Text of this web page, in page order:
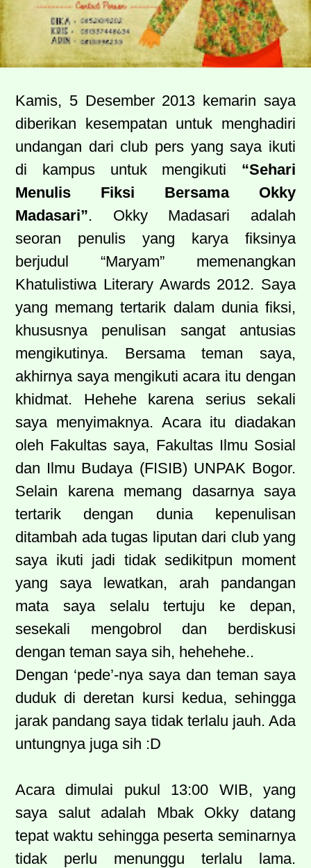
Kamis, 5 Desember 2013 kemarin saya
diberikan kesempatan untuk menghadiri
undangan dari club pers yang saya ikuti
di kampus untuk mengikuti “Sehari
Menulis Fiksi Bersama Okky
Madasari”. Okky Madasari adalah
seoran penulis yang karya fiksinya
berjudul “Maryam” memenangkan
Khatulistiwa Literary Awards 2012. Saya
yang memang tertarik dalam dunia fiksi,
khususnya penulisan sangat antusias
mengikutinya. Bersama teman saya,
akhirnya saya mengikuti acara itu dengan
khidmat. Hehehe karena serius sekali
saya menyimaknya. Acara itu diadakan
oleh Fakultas saya, Fakultas Ilmu Sosial
dan Ilmu Budaya (FISIB) UNPAK Bogor.
Selain karena memang dasarnya saya
tertarik dengan dunia kepenulisan
ditambah ada tugas liputan dari club yang
saya ikuti jadi tidak sedikitpun moment
yang saya lewatkan, arah pandangan
mata saya selalu tertuju ke depan,
sesekali mengobrol dan berdiskusi
dengan teman saya sih, hehehehe..
Dengan ‘pede’-nya saya dan teman saya
duduk di deretan kursi kedua, sehingga
jarak pandang saya tidak terlalu jauh. Ada
untungnya juga sih :D
Acara dimulai pukul 13:00 WIB, yang
saya salut adalah Mbak Okky datang
tepat waktu sehingga peserta seminarnya
tidak perlu menunggu terlalu lama.